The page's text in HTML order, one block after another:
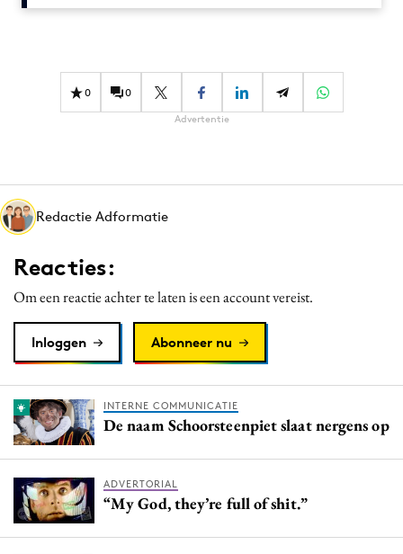
Influencer marketing
Interne communicatie
Media
Merkstrategie
PR
Programmatic
Reputatie & crisis
0 0
Advertentie
Redactie Adformatie
Reacties:
Om een reactie achter te laten is een account vereist.
Inloggen Abonneer nu
INTERNE COMMUNICATIE
De naam Schoorsteenpiet slaat nergens op
ADVERTORIAL
“My God, they’re full of shit.”